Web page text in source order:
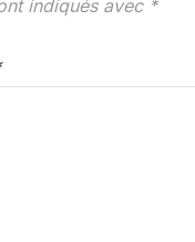
indiqués avec *